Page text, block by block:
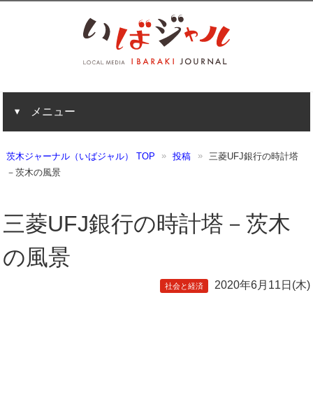
メニュー
茨木ジャーナル（いばジャル） TOP 投稿
三菱UFJ銀行の時計塔
－茨木の風景
三菱UFJ銀行の時計塔－茨木
の風景
社会と経済 2020年6月11日(木)